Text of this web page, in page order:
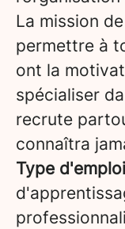
La mission
permettre à
ont la
spécialiser
recrute
connaîtra
Type